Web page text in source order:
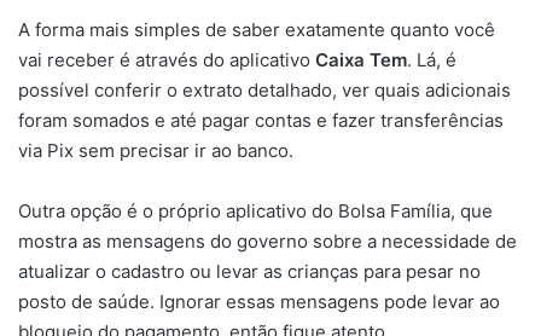
A forma mais simples de saber exatamente quanto você
vai receber é através do aplicativo Caixa Tem. Lá, é
possível conferir o extrato detalhado, ver quais adicionais
foram somados e até pagar contas e fazer transferências
via Pix sem precisar ir ao banco.
Outra opção é o próprio aplicativo do Bolsa Família, que
mostra as mensagens do governo sobre a necessidade de
atualizar o cadastro ou levar as crianças para pesar no
posto de saúde. Ignorar essas mensagens pode levar ao
bloqueio do pagamento, então fique atento.